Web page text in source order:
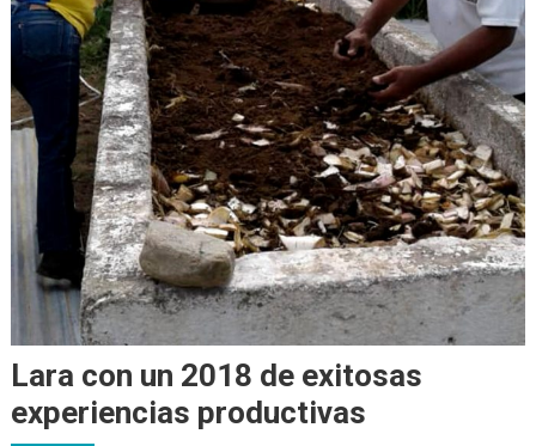
Lara con un 2018 de exitosas
experiencias productivas